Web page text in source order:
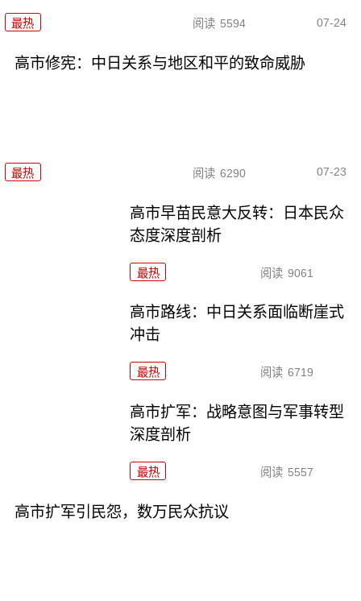
最热 阅读 5594 07-24
高市修宪：中日关系与地区和平的致命威胁
最热 阅读 6290 07-23
高市早苗民意大反转：日本民众
态度深度剖析
最热 阅读 9061
高市路线：中日关系面临断崖式
冲击
最热 阅读 6719
高市扩军：战略意图与军事转型
深度剖析
最热 阅读 5557
高市扩军引民怨，数万民众抗议